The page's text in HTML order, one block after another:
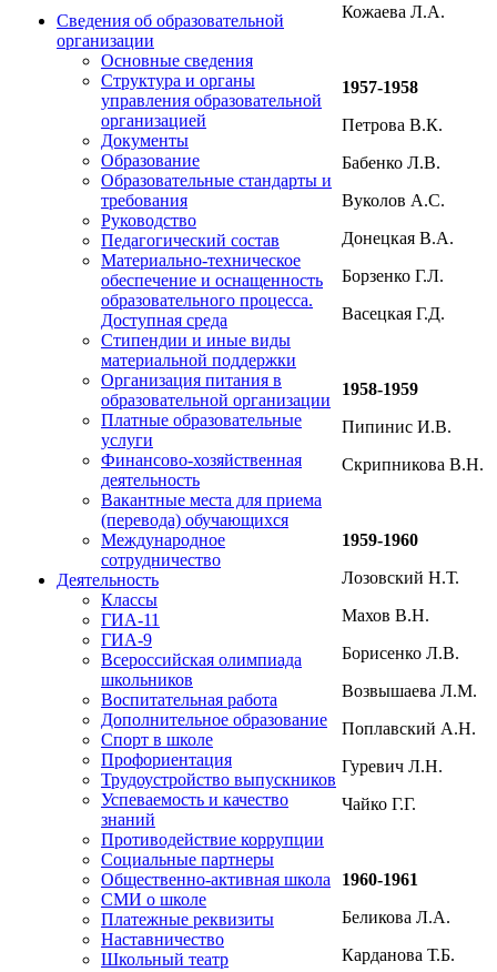
Сведения об образовательной
организации
Основные сведения
Структура и органы
управления образовательной
организацией
Документы
Образование
Образовательные стандарты и
требования
Руководство
Педагогический состав
Материально-техническое
обеспечение и оснащенность
образовательного процесса.
Доступная среда
Стипендии и иные виды
материальной поддержки
Организация питания в
образовательной организации
Платные образовательные
услуги
Финансово-хозяйственная
деятельность
Вакантные места для приема
(перевода) обучающихся
Международное
сотрудничество
Деятельность
Классы
ГИА-11
ГИА-9
Всероссийская олимпиада
школьников
Воспитательная работа
Дополнительное образование
Спорт в школе
Профориентация
Трудоустройство выпускников
Успеваемость и качество
знаний
Противодействие коррупции
Социальные партнеры
Общественно-активная школа
СМИ о школе
Платежные реквизиты
Наставничество
Школьный театр
Кожаева Л.А.
1957-1958
Петрова В.К.
Бабенко Л.В.
Вуколов А.С.
Донецкая В.А.
Борзенко Г.Л.
Васецкая Г.Д.
1958-1959
Пипинис И.В.
Скрипникова В.Н.
1959-1960
Лозовский Н.Т.
Махов В.Н.
Борисенко Л.В.
Возвышаева Л.М.
Поплавский А.Н.
Гуревич Л.Н.
Чайко Г.Г.
1960-1961
Беликова Л.А.
Карданова Т.Б.